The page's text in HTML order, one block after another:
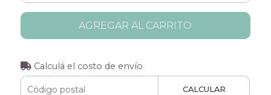
AGREGAR AL CARRITO
Calculá el costo de envío
CALCULAR